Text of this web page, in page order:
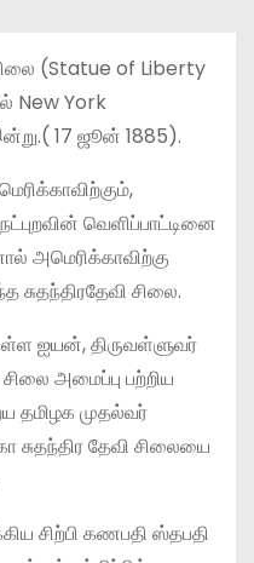
(Statue of Liberty
New York
17 ஜூன் 1885).
வெளிப்பாட்டினை
அமெரிக்காவிற்கு
சிலை.
ஐயன், திருவள்ளுவர்
அமைப்பு பற்றிய
முதல்வர்
தேவி சிலையை
சிற்பி கணபதி ஸ்தபதி